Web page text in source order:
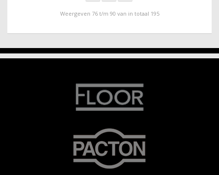
Weergeven 76 t/m 90 van in totaal 195